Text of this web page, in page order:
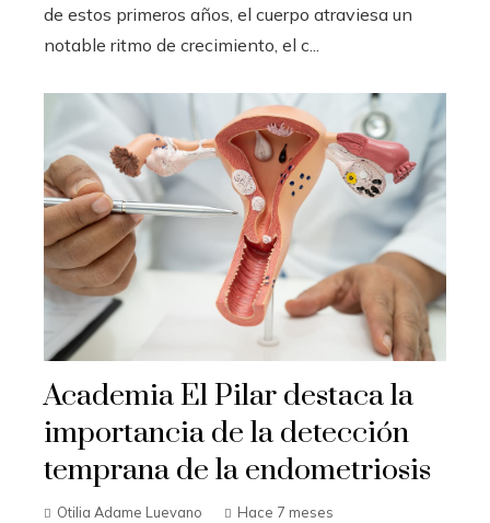
de estos primeros años, el cuerpo atraviesa un
notable ritmo de crecimiento, el c...
Academia El Pilar destaca la
importancia de la detección
temprana de la endometriosis
Otilia Adame Luevano Hace 7 meses